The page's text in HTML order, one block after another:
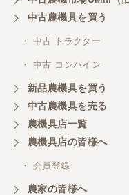
中古農機具を買う
・ 中古 トラクター
・ 中古 コンバイン
新品農機具を買う
中古農機具を売る
農機具店一覧
農機具店の皆様へ
・ 会員登録
農家の皆様へ